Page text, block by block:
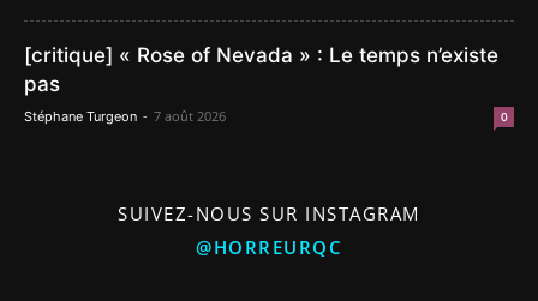
[critique] « Rose of Nevada » : Le temps n’existe
pas
Stéphane Turgeon - 7 août 2026 0
SUIVEZ-NOUS SUR INSTAGRAM
@HORREURQC